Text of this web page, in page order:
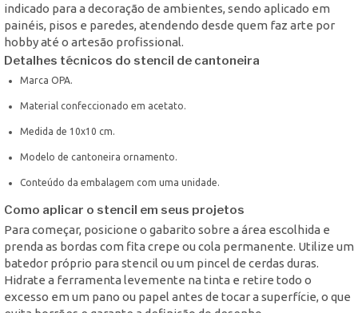
indicado para a decoração de ambientes, sendo aplicado em
painéis, pisos e paredes, atendendo desde quem faz arte por
hobby até o artesão profissional.
Detalhes técnicos do stencil de cantoneira
Marca OPA.
Material confeccionado em acetato.
Medida de 10x10 cm.
Modelo de cantoneira ornamento.
Conteúdo da embalagem com uma unidade.
Como aplicar o stencil em seus projetos
Para começar, posicione o gabarito sobre a área escolhida e
prenda as bordas com fita crepe ou cola permanente. Utilize um
batedor próprio para stencil ou um pincel de cerdas duras.
Hidrate a ferramenta levemente na tinta e retire todo o
excesso em um pano ou papel antes de tocar a superfície, o que